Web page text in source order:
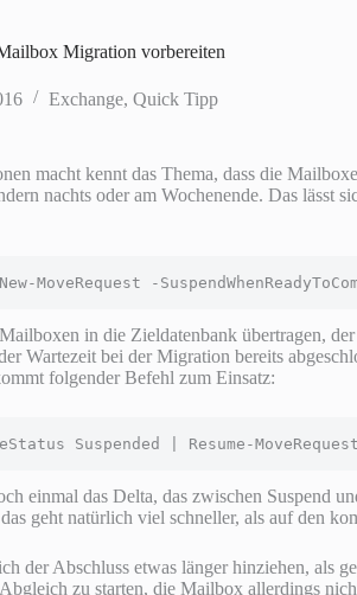
Migration vorbereiten
Exchange, Quick Tipp
macht kennt das Thema, dass die
nachts oder am Wochenende. Das lässt
MoveRequest -
in die Zieldatenbank übertragen,
Wartezeit bei der Migration bereits
folgender Befehl zum Einsatz:
Suspended | Resume-MoveRequest
einmal das Delta, das zwischen Suspend
geht natürlich viel schneller, als auf den
der Abschluss etwas länger hinziehen, als
zu starten, die Mailbox allerdings